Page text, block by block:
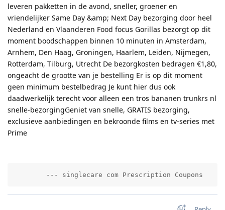
leveren pakketten in de avond, sneller, groener en
vriendelijker Same Day &amp; Next Day bezorging door heel
Nederland en Vlaanderen Food focus Gorillas bezorgt op dit
moment boodschappen binnen 10 minuten in Amsterdam,
Arnhem, Den Haag, Groningen, Haarlem, Leiden, Nijmegen,
Rotterdam, Tilburg, Utrecht De bezorgkosten bedragen €1,80,
ongeacht de grootte van je bestelling Er is op dit moment
geen minimum bestelbedrag Je kunt hier dus ook
daadwerkelijk terecht voor alleen een tros bananen trunkrs nl
snelle-bezorgingGeniet van snelle, GRATIS bezorging,
exclusieve aanbiedingen en bekroonde films en tv-series met
Prime
--- singlecare com Prescription